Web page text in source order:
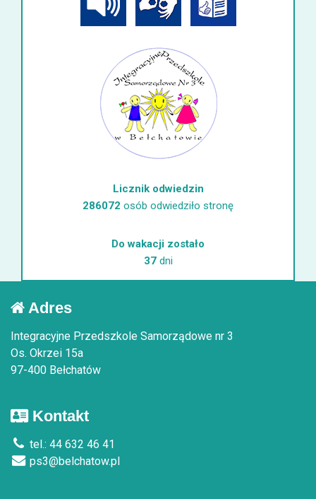
Licznik odwiedzin
286072 osób odwiedziło stronę
Do wakacji zostało
37dni
Adres
Integracyjne Przedszkole Samorządowe nr 3
Os. Okrzei 15a
97-400 Bełchatów
Kontakt
tel.: 44 632 46 41
ps3@belchatow.pl